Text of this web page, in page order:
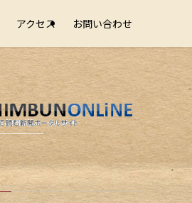
アクセス お問い合わせ